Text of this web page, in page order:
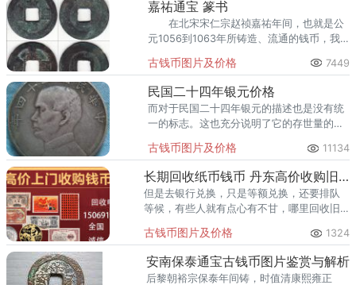
嘉祐通宝 篆书
在北宋宋仁宗赵祯嘉祐年间，也就是公
元1056到1063年所铸造、流通的钱币，我
是嘉祐通宝 篆书版。
古钱币图片及价格 7449
民国二十四年银元价格
而对于民国二十四年银元的描述也是没有统
一的标志。这也充分说明了它的存世量的极
年银元价格定出个标准。
古钱币图片及价格 11134
长期回收纸币钱币 丹东高价收购旧版纸币
但是去银行兑换，只是等额兑换，还要排队
等候，有些人就有点心有不甘，哪里回收旧
价回收，诚信经营。
古钱币图片及价格 1324
安南保泰通宝古钱币图片鉴赏与解析
后黎朝裕宗保泰年间铸，时值清康熙雍正